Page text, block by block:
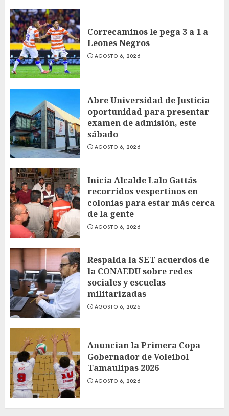
Correcaminos le pega 3 a 1 a
Leones Negros
AGOSTO 6, 2026
Abre Universidad de Justicia
oportunidad para presentar
examen de admisión, este
sábado
AGOSTO 6, 2026
Inicia Alcalde Lalo Gattás
recorridos vespertinos en
colonias para estar más cerca
de la gente
AGOSTO 6, 2026
Respalda la SET acuerdos de
la CONAEDU sobre redes
sociales y escuelas
militarizadas
AGOSTO 6, 2026
Anuncian la Primera Copa
Gobernador de Voleibol
Tamaulipas 2026
AGOSTO 6, 2026